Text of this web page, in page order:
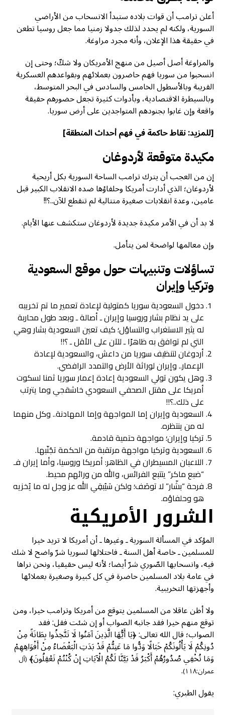
أعلن ترامب أن قوات بلاده ستبدأ الانسحاب من الأراضي
السورية، ولكنه لم يحدد لذلك جدولا زمنيا مما جعل روسيا تطعن
في حقيقة هذا الإعلان، وأنه مجرد مراوغة.
والمراوغة أصل أصيل من منهج الأمريكان ولا شكّ؛ وحتى إن
انسحبوا من سوريا فهم حاضرون بعملائهم وبقواعدهم العسكرية
القريبة وبالأسطول الخامس والسادس في البحر المتوسط،
وبالسيطرة الاقتصادية، وبأدوات كثيرة تجعل حضورهم حقيقة
واقعة وإن غابوا بجنودهم المتواجدين على أرض سوريا.
[للمزيد:نقاط حاكمة في فهم أحداث المنطقة]
مكيدة متوقعة لأردوغان
إن من العجب أن يترك ترامب الساحة السورية بكل أريحية
لأردوغان؛ الذي أدارت أمريكا وحلفاؤها ضده الانقلاب الكبير قبل
عامين، وعدة انقلابات صغيرة متتالية لم تنقطع للآن..؟!!
لا بد أن في الأمر مكيدة جديدة لأردوغان ستكشف عنها الأيام.
وإن معالمها لواضحة لمن يتأمل.
تساؤلات وتنبيهات حول موقع السعودية
وتركيا وإيران
دخول السعودية سوريا كمتولية لإعادة تعمير ما تم تخريبه
على يد نظام بشار وروسيا وإيران ـ أصالة ـ وبعد طول محاربة
له يثير الاستغراب والتساؤل؛ كيف تعين السعودية بشار وهي
التي لم توافق به ظاهرًا ـ للآن على الأقل ـ ؟!!
أردوغان لتنظيف سوريا من داعش، والسعودية لإعادة
الإعمار.. وإيران لوراثة الأرض والتمدد الرافضي.
وهل يكون تولي السعودية إعادة إعمار سوريا ثمنا لسكوت
أمريكا على مقتل الصحفي السعودي خاشقجي وما يترتب
على ذلك..؟!!
السعودية وإيران إما المواجهة وإما المهادنة.. وكل منهما
له من ينتظره.
تركيا وإيران؛ مواجهة حتمية قادمة.
السعودية وتركيا مواجهة مرتقبة من الحكمة تجُنّبها.
اللاعبان المسيطران في الظاهر: أمريكا وروسيا، وأما إيران فـ
“ضبع ماكر” يتتبع الفرائس، والله من ورائهم محيط.
فرحة “بشّار” لا توصَف؛ ولكن سَيُبقِي الله عز وجل له ما يُخزيه
هو وحلفاؤه.
الشرور الأمريكية
المؤكد في المسألة السورية ـ وغيرها ـ أن أمريكا لا تريد خيرا
للمسلمين ـ خاصة أهل السنة ـ فاحتلالها لسوريا شرّ واضح لا شك
فيه، وانسحابها الصّوري شرّ أيضا؛ لأنه ليس حقيقيا، ونحن نراها
في عامة بلاد المسلمين حاضرة في كل كبيرة وصغيرة بعملائها
وأجهزتها التخريبية.
ولا أظن عاقلا من المسلمين يتوقع من أمريكا وترامب خيرا، ومن
توقع منهم خيرا فقد جانبه الصواب أو إن شئت فقل: فقد
الصواب؛ قال الله تعالى: ﴿يَا أَيُّهَا الَّذِينَ آمَنُوا لَا تَتَّخِذُوا بِطَانَةً مِنْ
دُونِكُمْ لَا يَأْلُونَكُمْ خَبَالًا وَدُّوا مَا عَنِتُّمْ قَدْ بَدَتِ الْبَغْضَاءُ مِنْ أَفْوَاهِهِمْ
وَمَا تُخْفِي صُدُورُهُمْ أَكْبَرُ قَدْ بَيَّنَّا لَكُمُ الْآيَاتِ إِنْ كُنْتُمْ تَعْقِلُونَ﴾(آل
عمران:١١٨)
.
يقول الطبري: